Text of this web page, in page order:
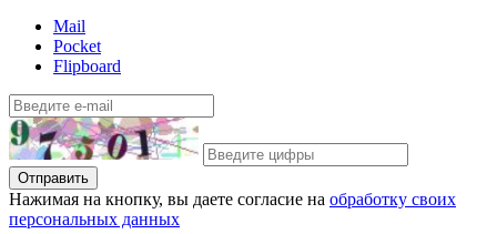
Mail
Pocket
Flipboard
Отправить
Нажимая на кнопку, вы даете согласие на обработку своих
персональных данных